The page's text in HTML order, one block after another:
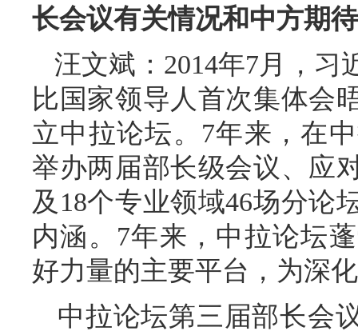
长会议有关情况和中方期
汪文斌：2014年7月，
比国家领导人首次集体会
立中拉论坛。7年来，在
举办两届部长级会议、应
及18个专业领域46场分论
内涵。7年来，中拉论坛
好力量的主要平台，为深
中拉论坛第三届部长会